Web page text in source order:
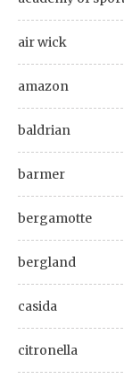
air wick
amazon
baldrian
barmer
bergamotte
bergland
casida
citronella